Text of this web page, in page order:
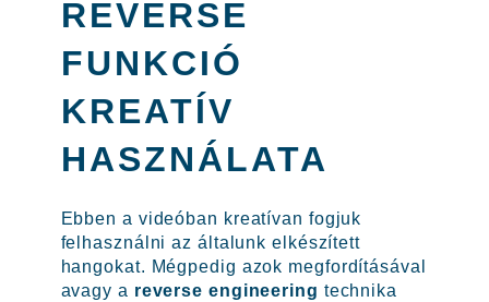
REVERSE
FUNKCIÓ
KREATÍV
HASZNÁLATA
Ebben a videóban kreatívan fogjuk
felhasználni az általunk elkészített
hangokat. Mégpedig azok megfordításával
avagy a reverse engineering technika